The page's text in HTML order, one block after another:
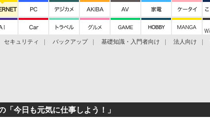
セキュリティ バックアップ 基礎知識・入門者向け 法人向け
「今日も元気に仕事しよう！」